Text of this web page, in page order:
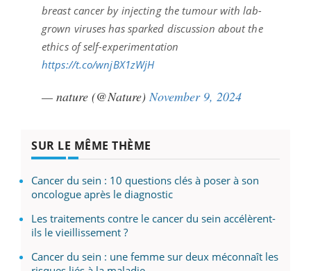
breast cancer by injecting the tumour with lab-
grown viruses has sparked discussion about the
ethics of self-experimentation
https://t.co/wnjBX1zWjH
— nature (@Nature)November 9, 2024
SUR LE MÊME THÈME
Cancer du sein : 10 questions clés à poser à son
oncologue après le diagnostic
Les traitements contre le cancer du sein accélèrent-
ils le vieillissement ?
Cancer du sein : une femme sur deux méconnaît les